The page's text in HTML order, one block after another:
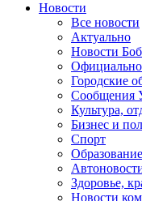
Новости
Все новости
Актуально
Новости
Официально
Городские
Сообщения
Культура,
Бизнес и
Спорт
Образование
Здоровье,
Новости